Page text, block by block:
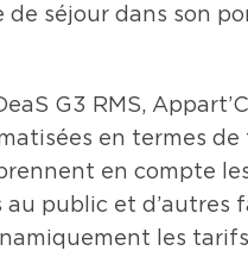
séjour dans son
G3 RMS,
en termes de
en compte
public et d’autres
les